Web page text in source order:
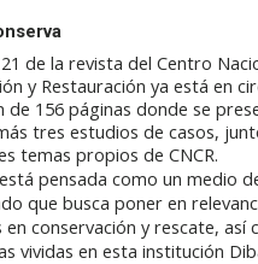
de la revista del Centro
y Restauración ya está en
de 156 páginas donde se
tres estudios de casos,
temas propios de CNCR.
pensada como un medio
que busca poner en
en conservación y rescate, así
vividas en esta institución